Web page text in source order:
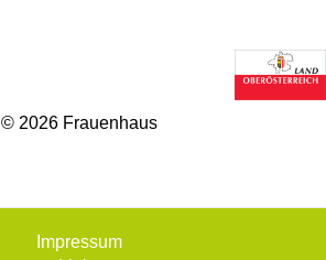
© 2026 Frauenhaus
Impressum